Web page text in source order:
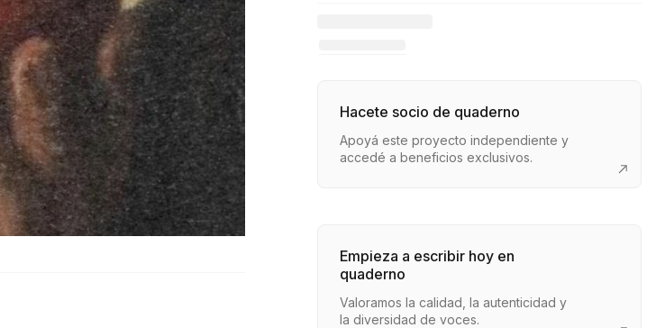
Hacete socio de quaderno
Apoyá este proyecto independiente y
accedé a beneficios exclusivos.
Empieza a escribir hoy en
quaderno
Valoramos la calidad, la autenticidad y
la diversidad de voces.